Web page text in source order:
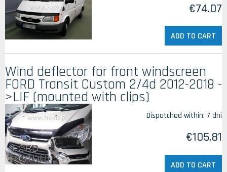
€74.07
ADD TO CART
Wind deflector for front windscreen
FORD Transit Custom 2/4d 2012-2018 -
>LIF (mounted with clips)
Dispatched within: 7 dni
€105.81
ADD TO CART